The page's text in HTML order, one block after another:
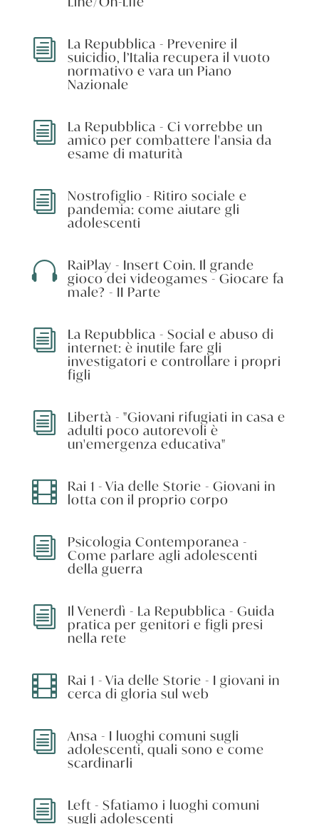
i La Repubblica - Prevenire il
suicidio, l’Italia recupera il vuoto
normativo e vara un Piano
Nazionale
i La Repubblica - Ci vorrebbe un
amico per combattere l'ansia da
esame di maturità
i Nostrofiglio - Ritiro sociale e
pandemia: come aiutare gli
adolescenti
 RaiPlay - Insert Coin. Il grande
gioco dei videogames - Giocare fa
male? - II Parte
i La Repubblica - Social e abuso di
internet: è inutile fare gli
investigatori e controllare i propri
figli
i Libertà - "Giovani rifugiati in casa e
adulti poco autorevoli è
un'emergenza educativa"
 Rai 1 - Via delle Storie - Giovani in
lotta con il proprio corpo
i Psicologia Contemporanea -
Come parlare agli adolescenti
della guerra
i Il Venerdì - La Repubblica - Guida
pratica per genitori e figli presi
nella rete
 Rai 1 - Via delle Storie - I giovani in
cerca di gloria sul web
i Ansa - I luoghi comuni sugli
adolescenti, quali sono e come
scardinarli
i Left - Sfatiamo i luoghi comuni
sugli adolescenti